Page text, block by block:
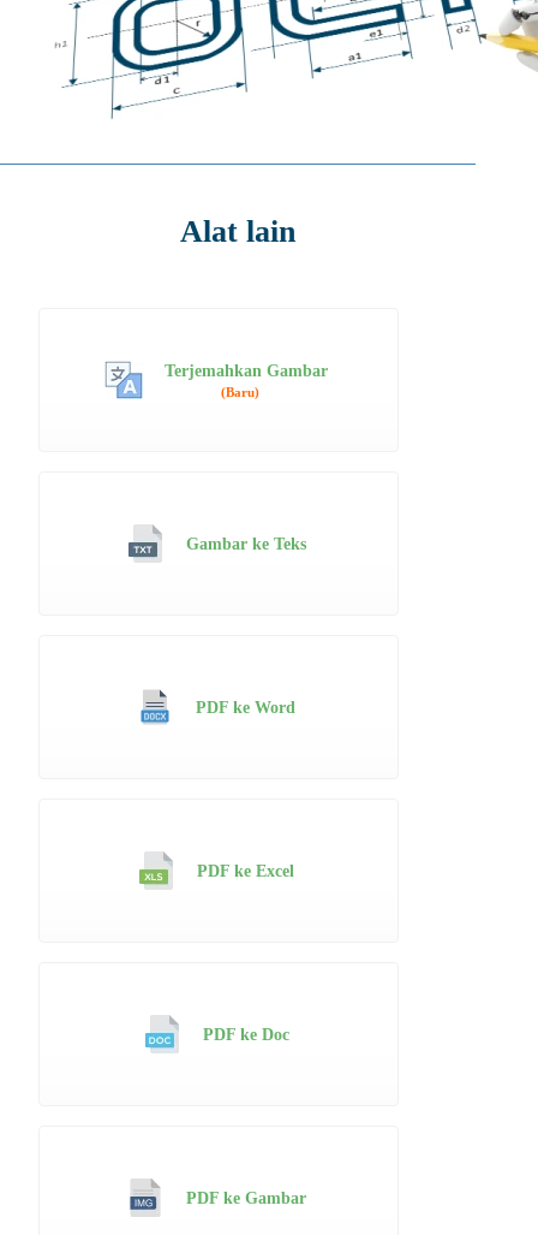
Alat lain
Terjemahkan Gambar
(Baru)
Gambar ke Teks
PDF ke Word
PDF ke Excel
PDF ke Doc
PDF ke Gambar